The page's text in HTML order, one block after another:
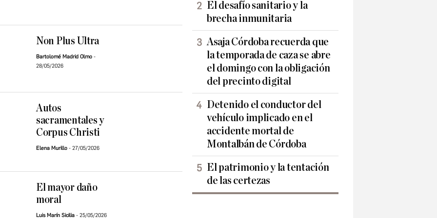
Non Plus Ultra
Bartolomé Madrid Olmo
28/05/2026
Autos
sacramentales y
Corpus Christi
Elena Murillo 27/05/2026
El mayor daño
moral
Luis Marín Sicilia 25/05/2026
El desafío sanitario y la
brecha inmunitaria
Asaja Córdoba recuerda que
la temporada de caza se abre
el domingo con la obligación
del precinto digital
Detenido el conductor del
vehículo implicado en el
accidente mortal de
Montalbán de Córdoba
El patrimonio y la tentación
de las certezas